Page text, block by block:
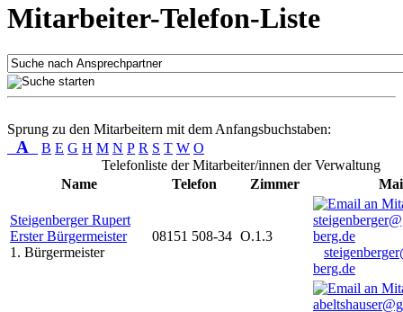
Mitarbeiter-Telefon-Liste
Sprung zu den Mitarbeitern mit dem Anfangsbuchstaben:
A B E G H M N P R S T W O
Telefonliste der Mitarbeiter/innen der Verwaltung
Name
Telefon Zimmer
Steigenberger Rupert
Erster Bürgermeister
1. Bürgermeister
08151 508-34 O.1.3
berg.de